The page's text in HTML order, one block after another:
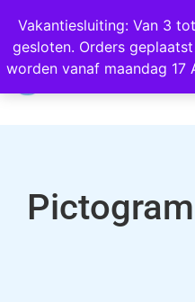
Vakantiesluiting: Van 3
gesloten. Orders
worden vanaf maandag 17
Wij scoren
0